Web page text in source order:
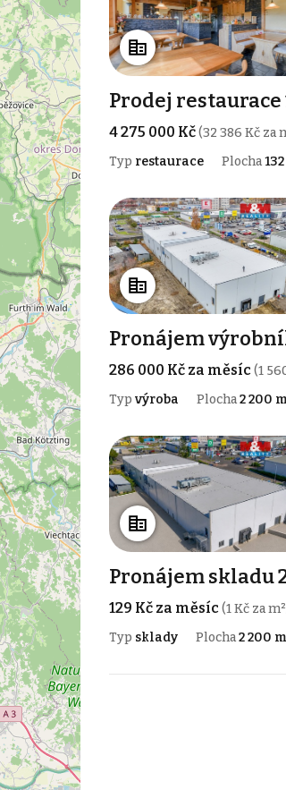
Prodej restaurace
4 275 000 Kč(32 386 Kč za
Typ restaurace Plocha
Pronájem
286 000 Kč za měsíc(1
Typ výroba Plocha2 200
Pronájem skladu
129 Kč za měsíc(1 Kč za
Typ sklady Plocha2 200